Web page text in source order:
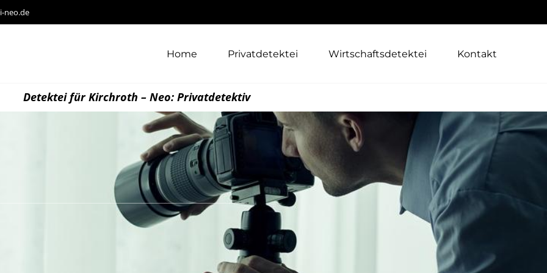
neo.de
Home Privatdetektei Wirtschaftsdetektei Kontakt
Detektei für Kirchroth – Neo: Privatdetektiv